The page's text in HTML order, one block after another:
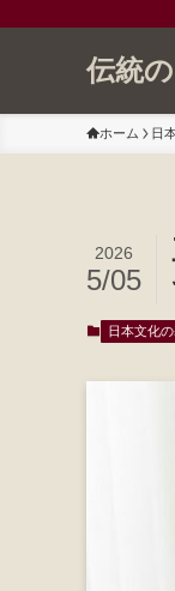
伝統
ホーム 日
2026
5/05
日本文化